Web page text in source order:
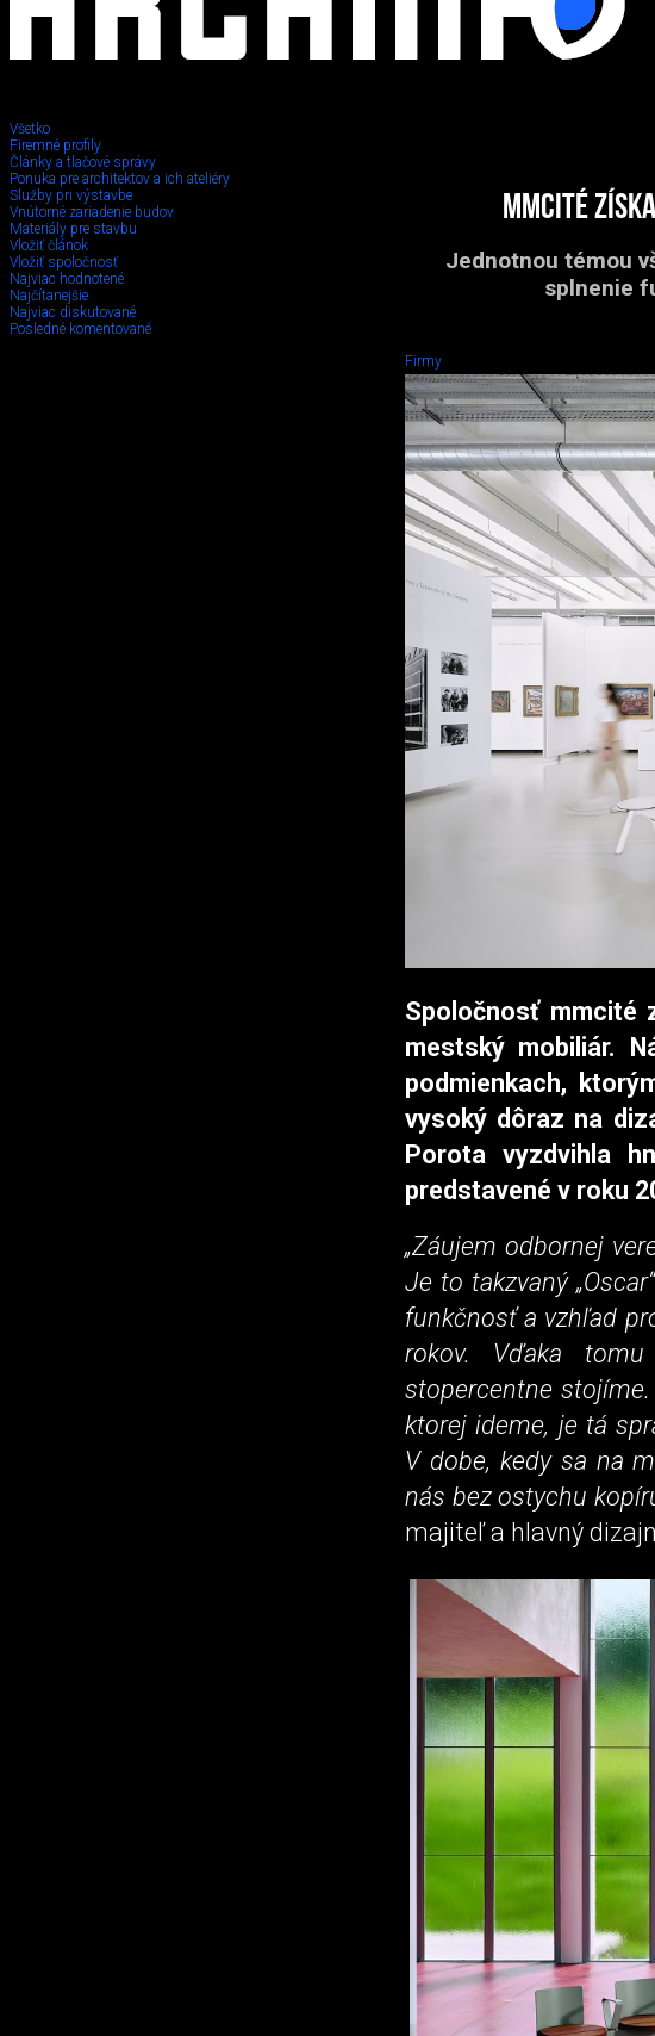
Všetko
Firemné profily
Články a tlačové správy
Ponuka pre architektov a ich ateliéry
Služby pri výstavbe
Vnútorné zariadenie budov
Materiály pre stavbu
Vložiť článok
Vložiť spoločnosť
Najviac hodnotené
Najčítanejšie
Najviac diskutované
Posledné komentované
mmcité
Jednotnou témou
splnenie
Firmy
Spoločnosť mmcité
mestský mobiliár.
podmienkach,
vysoký dôraz na
Porota vyzdvihla
predstavené v roku
„Záujem odbornej
Je to takzvaný
funkčnosť a vzhľad
rokov. Vďaka
stopercentne
ktorej ideme, je tá
V dobe, kedy sa na
nás bez ostychu
majiteľ a hlavný